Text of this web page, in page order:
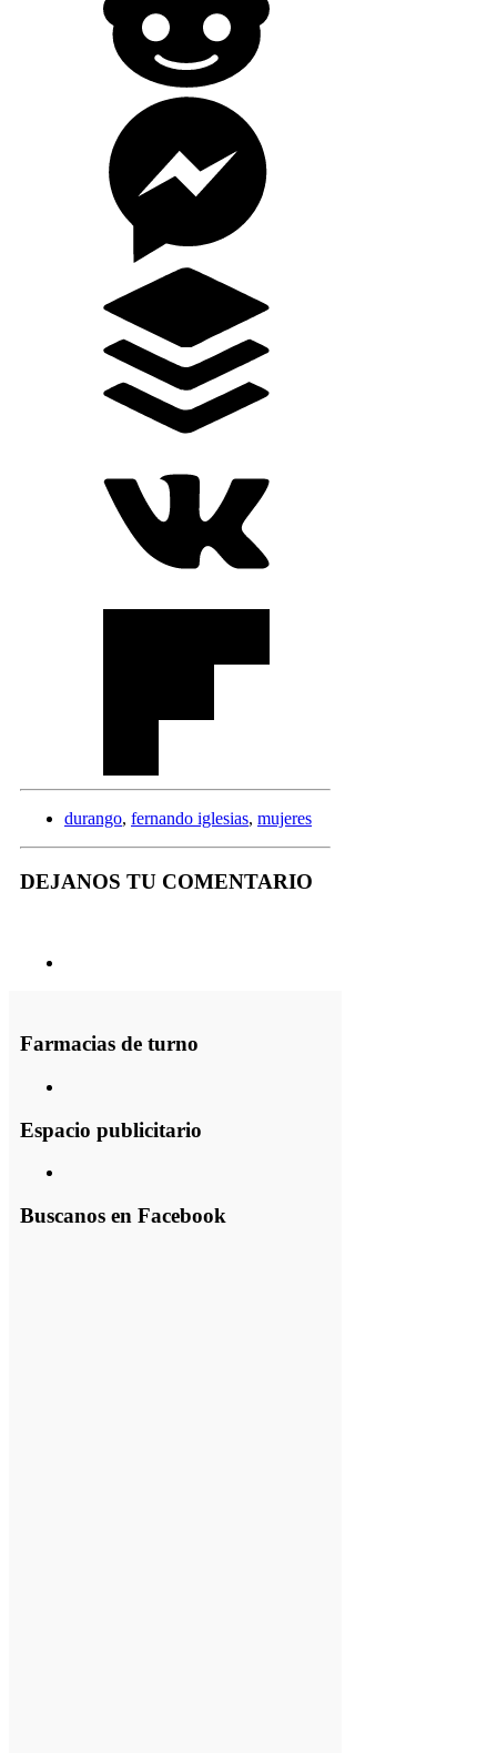
durango, fernando iglesias, mujeres
DEJANOS TU COMENTARIO
Farmacias de turno
Espacio publicitario
Buscanos en Facebook